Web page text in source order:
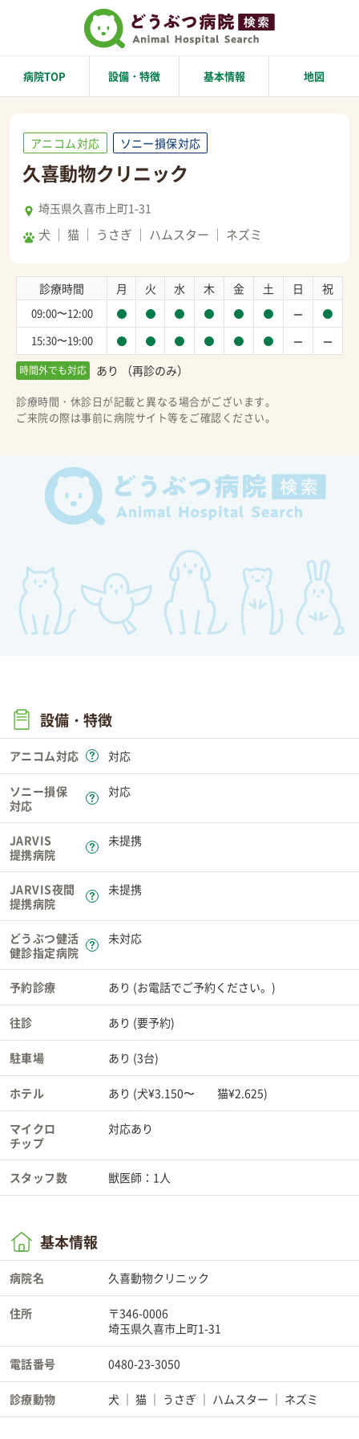
病院TOP 設備・特徴 基本情報 地図
アニコム対応 ソニー損保対応
久喜動物クリニック
埼玉県久喜市上町1-31
犬 猫 うさぎ ハムスター ネズミ
診療時間 月 火 水 木 金 土 日 祝
09:00〜12:00
15:30〜19:00
時間外でも対応 あり （再診のみ）
診療時間・休診日が記載と異なる場合がございます。
ご来院の際は事前に病院サイト等をご確認ください。
設備・特徴
アニコム対応 対応
ソニー損保
対応
対応
JARVIS
提携病院
未提携
JARVIS夜間
提携病院
未提携
どうぶつ健活
健診指定病院
未対応
予約診療 あり (お電話でご予約ください。)
往診 あり (要予約)
駐車場 あり (3台)
ホテル あり (犬¥3.150〜 猫¥2.625)
マイクロ
チップ
対応あり
スタッフ数 獣医師：1人
基本情報
病院名 久喜動物クリニック
住所
〒346-0006
埼玉県久喜市上町1-31
電話番号 0480-23-3050
診療動物 犬 猫 うさぎ ハムスター ネズミ